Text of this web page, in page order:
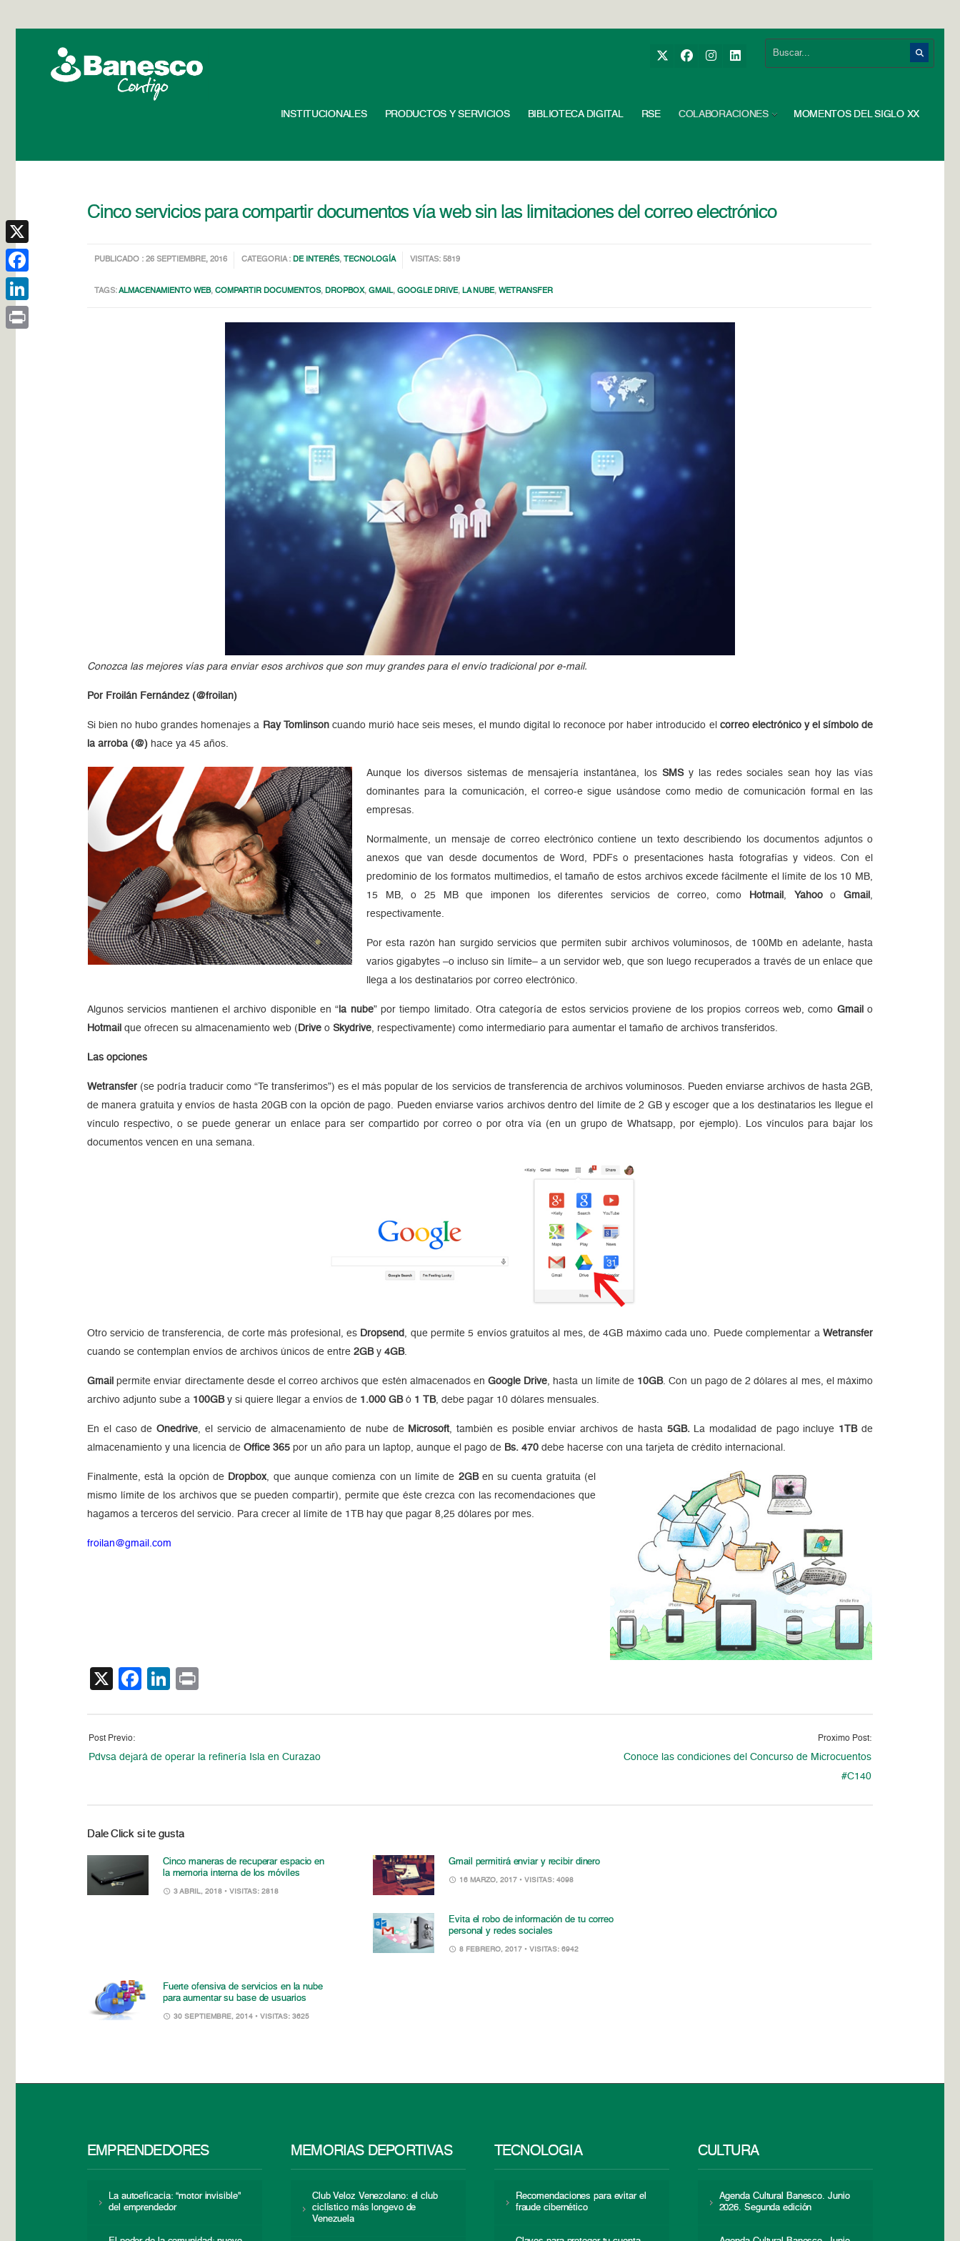
INSTITUCIONALES PRODUCTOS Y SERVICIOS BIBLIOTECA DIGITAL RSE COLABORACIONES MOMENTOS DEL SIGLO XX
Cinco servicios para compartir documentos vía web sin las limitaciones del correo electrónico
PUBLICADO : 26 SEPTIEMBRE, 2016 CATEGORIA : DE INTERÉS, TECNOLOGÍA VISITAS: 5819
TAGS:ALMACENAMIENTO WEB,COMPARTIR DOCUMENTOS, DROPBOX,GMAIL,GOOGLE DRIVE, LA NUBE,WETRANSFER
Conozca las mejores vías para enviar esos archivos que son muy grandes para el envío tradicional por e-mail.
Por Froilán Fernández (@froilan)
Si bien no hubo grandes homenajes a Ray Tomlinsoncuando murió hace seis meses, el mundo digital lo reconoce por haber introducido el correo electrónico y el símbolo de
la arroba (@) hace ya 45 años.
Aunque los diversos sistemas de mensajería instantánea, los SMSy las redes sociales sean hoy las vías
dominantes para la comunicación, el correo-e sigue usándose como medio de comunicación formal en las
empresas.
Normalmente, un mensaje de correo electrónico contiene un texto describiendo los documentos adjuntos o
anexos que van desde documentos de Word, PDFs o presentaciones hasta fotografías y videos. Con el
predominio de los formatos multimedios, el tamaño de estos archivos excede fácilmente el límite de los 10 MB,
15 MB, o 25 MB que imponen los diferentes servicios de correo, como
Hotmail Yahooo Gmail
respectivamente.
Por esta razón han surgido servicios que permiten subir archivos voluminosos, de 100Mb en adelante, hasta
varios gigabytes –o incluso sin límite– a un servidor web, que son luego recuperados a través de un enlace que
llega a los destinatarios por correo electrónico.
Algunos servicios mantienen el archivo disponible en “ la nube” por tiempo limitado. Otra categoría de estos servicios proviene de los propios correos web, como Gmail o
Hotmail que ofrecen su almacenamiento web ( Drive o Skydrive , respectivamente) como intermediario para aumentar el tamaño de archivos transferidos.
Las opciones
Wetransfer (se podría traducir como “Te transferimos”) es el más popular de los servicios de transferencia de archivos voluminosos. Pueden enviarse archivos de hasta 2GB,
de manera gratuita y envíos de hasta 20GB con la opción de pago. Pueden enviarse varios archivos dentro del límite de 2 GB y escoger que a los destinatarios les llegue el
vínculo respectivo, o se puede generar un enlace para ser compartido por correo o por otra vía (en un grupo de Whatsapp, por ejemplo). Los vínculos para bajar los
documentos vencen en una semana.
Otro servicio de transferencia, de corte más profesional, es Dropsend , que permite 5 envíos gratuitos al mes, de 4GB máximo cada uno. Puede complementar a Wetransfer
cuando se contemplan envíos de archivos únicos de entre2GBy4GB.
Gmail permite enviar directamente desde el correo archivos que estén almacenados enGoogle Drive, hasta un límite de 10GB. Con un pago de 2 dólares al mes, el máximo
archivo adjunto sube a 100GBy si quiere llegar a envíos de 1.000 GBó 1 TB, debe pagar 10 dólares mensuales.
En el caso deOnedrive, el servicio de almacenamiento de nube de Microsoft, también es posible enviar archivos de hasta 5GB.La modalidad de pago incluye 1TBde
almacenamiento y una licencia deOffice 365 por un año para un laptop, aunque el pago de Bs. 470 debe hacerse con una tarjeta de crédito internacional.
Finalmente, está la opción de Dropbox, que aunque comienza con un límite de 2GBen su cuenta gratuita (el
mismo límite de los archivos que se pueden compartir), permite que éste crezca con las recomendaciones que
hagamos a terceros del servicio. Para crecer al límite de 1TB hay que pagar 8,25 dólares por mes.
froilan@gmail.com
X Facebook
LinkedIn
Post Previo:
Pdvsa dejará de operar la refinería Isla en Curazao
Proximo Post:
Conoce las condiciones del Concurso de Microcuentos
#C140
Dale Click si te gusta
Cinco maneras de recuperar espacio en
la memoria interna de los móviles
3 ABRIL, 2018 • VISITAS: 2818
Gmail permitirá enviar y recibir dinero
16 MARZO, 2017 • VISITAS: 4098
Evita el robo de información de tu correo
personal y redes sociales
8 FEBRERO, 2017 • VISITAS: 6942
Fuerte ofensiva de servicios en la nube
para aumentar su base de usuarios
30 SEPTIEMBRE, 2014 • VISITAS: 3625
EMPRENDEDORES
La autoeficacia: “motor invisible”
del emprendedor
MEMORIAS DEPORTIVAS
Club Veloz Venezolano: el club
ciclístico más longevo de
Venezuela
TECNOLOGÍA
Recomendaciones para evitar el
fraude cibernético
CULTURA
Agenda Cultural Banesco. Junio
2026. Segunda edición
X
Facebook
LinkedIn